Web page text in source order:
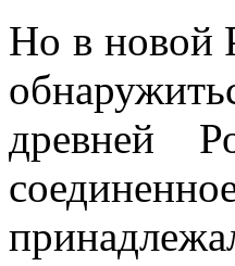
Но в новой
древней